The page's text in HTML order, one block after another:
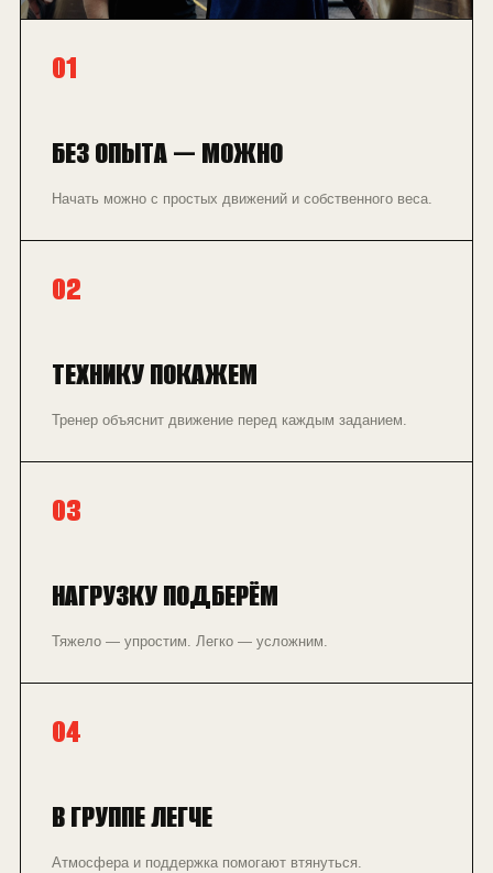
01
БЕЗ ОПЫТА — МОЖНО
Начать можно с простых движений и собственного веса.
02
ТЕХНИКУ ПОКАЖЕМ
Тренер объяснит движение перед каждым заданием.
03
НАГРУЗКУ ПОДБЕРЁМ
Тяжело — упростим. Легко — усложним.
04
В ГРУППЕ ЛЕГЧЕ
Атмосфера и поддержка помогают втянуться.